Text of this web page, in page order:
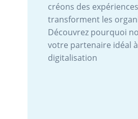
créons des
transforment les
Découvrez pourquoi
votre partenaire idéal
digitalisation